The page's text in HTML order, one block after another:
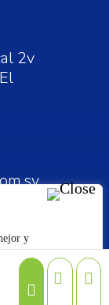
y
nuestro sitio
de cookies.
2v